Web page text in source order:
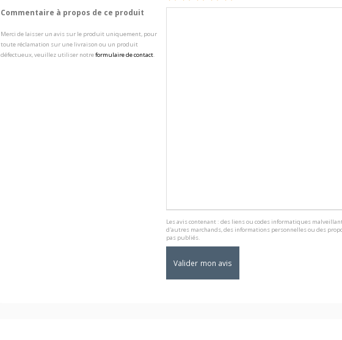
Commentaire à propos de ce produit
Merci de laisser un avis sur le produit uniquement, pour
toute réclamation sur une livraison ou un produit
défectueux, veuillez utiliser notreformulaire de contact.
Les avis contenant : des liens ou codes informatiques
d'autres marchands, des informations personnelles ou des
pas publiés.